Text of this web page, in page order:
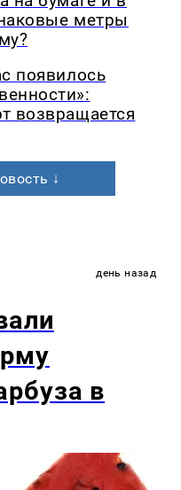
метры
появилось
возвращается
↓
день назад
в